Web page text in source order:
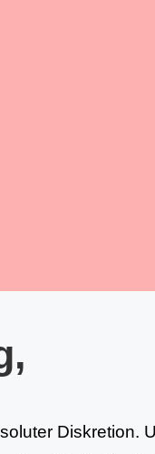
Diskretion.